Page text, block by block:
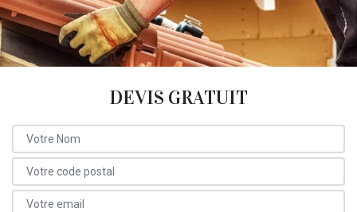
DEVIS GRATUIT